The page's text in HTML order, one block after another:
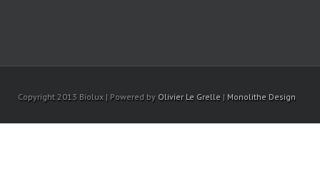
Copyright 2013 Biolux | Powered by Olivier Le Grelle | Monolithe Design